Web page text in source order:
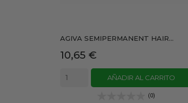
AGIVA SEMIPERMANENT HAIR...
Precio
10,65 €
AÑADIR AL CARRITO
(0)